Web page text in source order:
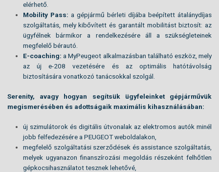
elérhető.
Mobility Pass: a gépjármű bérleti díjába beépített átalánydíjas
szolgáltatás, mely kibővített és garantált mobilitást biztosít: az
ügyfélnek bármikor a rendelkezésére áll a szükségleteinek
megfelelő bérautó.
E-coaching: a MyPeugeot alkalmazásban található eszköz, mely
az új e-208 vezetésére és az optimális hatótávolság
biztosítására vonatkozó tanácsokkal szolgál.
Serenity, avagy hogyan segítsük ügyfeleinket gépjárművük
megismerésében és adottságaik maximális kihasználásában:
új szimulátorok és digitális útvonalak az elektromos autók minél
jobb felfedezésére a PEUGEOT weboldalakon,
megfelelő szolgáltatási szerződések és assistance szolgáltatás,
melyek ugyanazon finanszírozási megoldás részeként felhőtlen
gépkocsihasználatot tesznek lehetővé,